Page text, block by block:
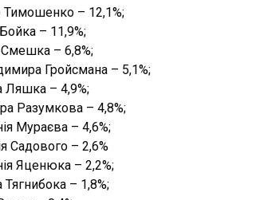
– 12,1%;
– 11,9%;
Смешка – 6,8%;
Гройсмана – 5,1%;
Ляшка – 4,9%;
Разумкова – 4,8%;
Мураєва – 4,6%;
Садового – 2,6%
Яценюка – 2,2%;
Тягнибока – 1,8%;